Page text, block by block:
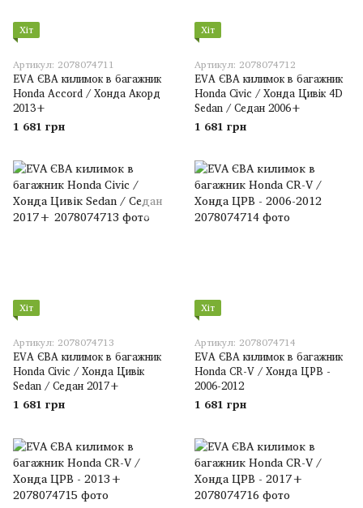
Хіт
Артикул: 2078074711
EVA ЄВА килимок в багажник
Honda Accord / Хонда Акорд
2013+
1 681 грн
Хіт
Артикул: 2078074712
EVA ЄВА килимок в багажник
Honda Civic / Хонда Цивік 4D
Sedan / Седан 2006+
1 681 грн
Хіт
Артикул: 2078074713
EVA ЄВА килимок в багажник
Honda Civic / Хонда Цивік
Sedan / Седан 2017+
1 681 грн
Хіт
Артикул: 2078074714
EVA ЄВА килимок в багажник
Honda CR-V / Хонда ЦРВ -
2006-2012
1 681 грн